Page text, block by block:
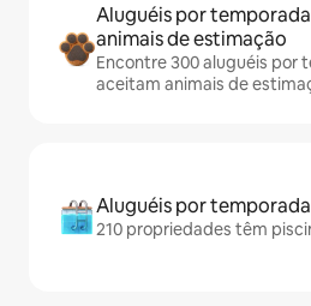
Aluguéis por
animais de estimação
Encontre 300 aluguéis por
aceitam animais de
Aluguéis por
210 propriedades têm